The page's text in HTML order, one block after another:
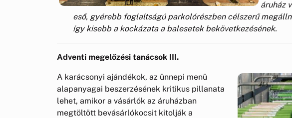
áruház
eső, gyérebb foglaltságú parkolórészben célszerű
így kisebb a kockázata a balesetek bekövetkezésének.
Adventi megelőzési tanácsok III.
A karácsonyi ajándékok, az ünnepi menü
alapanyagai beszerzésének kritikus pillanata
lehet, amikor a vásárlók az áruházban
megtöltött bevásárlókocsit kitolják a